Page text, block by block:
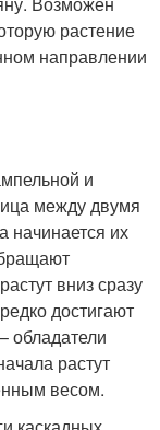
растение
направлении
и
между двумя
начинается их
вниз сразу
достигают
обладатели
растут
весом.